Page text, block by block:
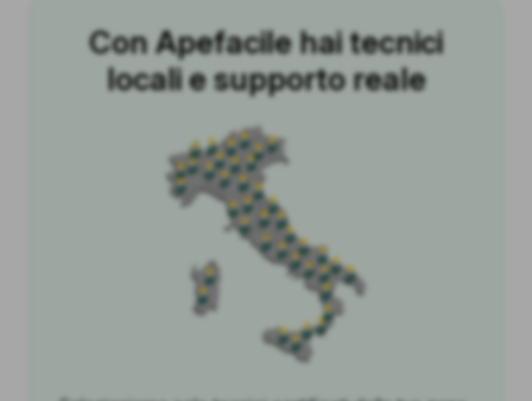
Con Apefacile hai tecnici
locali e supporto reale